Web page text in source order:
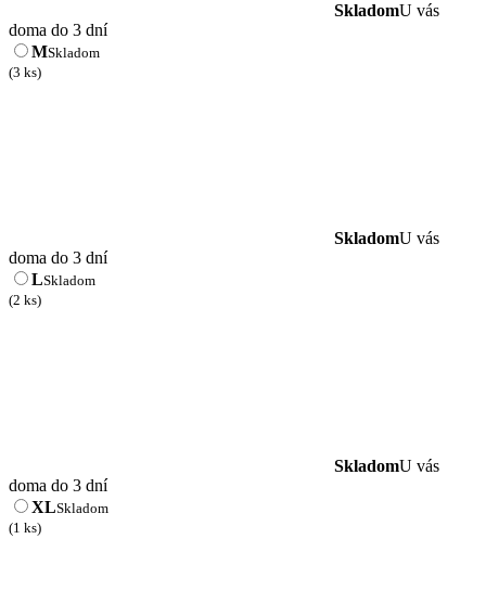
SkladomU vás
doma do 3 dní
MSkladom
(3 ks)
SkladomU vás
doma do 3 dní
LSkladom
(2 ks)
SkladomU vás
doma do 3 dní
XLSkladom
(1 ks)